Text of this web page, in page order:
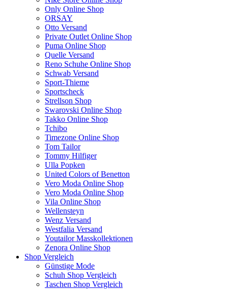
Only Online Shop
ORSAY
Otto Versand
Private Outlet Online Shop
Puma Online Shop
Quelle Versand
Reno Schuhe Online Shop
Schwab Versand
Sport-Thieme
Sportscheck
Strellson Shop
Swarovski Online Shop
Takko Online Shop
Tchibo
Timezone Online Shop
Tom Tailor
Tommy Hilfiger
Ulla Popken
United Colors of Benetton
Vero Moda Online Shop
Vero Moda Online Shop
Vila Online Shop
Wellensteyn
Wenz Versand
Westfalia Versand
Youtailor Masskollektionen
Zenora Online Shop
Shop Vergleich
Günstige Mode
Schuh Shop Vergleich
Taschen Shop Vergleich